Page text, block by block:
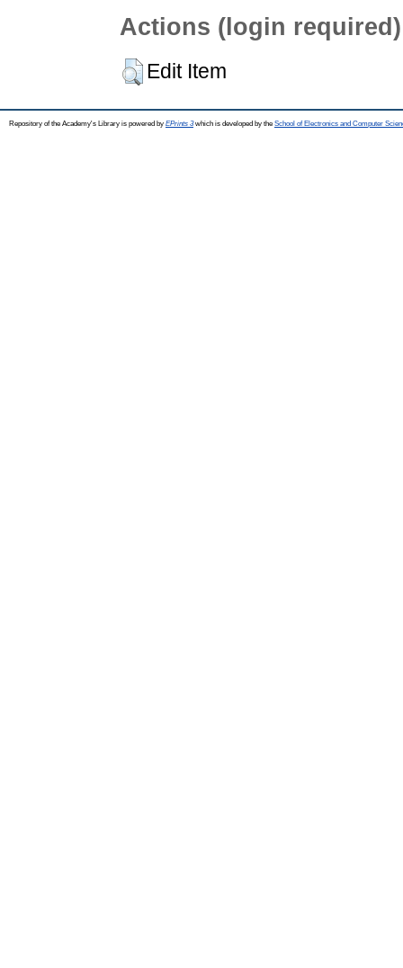
Actions (login required)
Edit Item
Repository of the Academy's Library is powered by EPrints 3which is developed by the School of Electronics and Computer